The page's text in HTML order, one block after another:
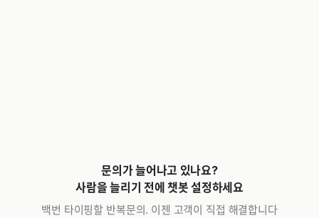
문의가 늘어나고 있나요?
사람을 늘리기 전에 챗봇 설정하세요
백번 타이핑할 반복문의. 이젠 고객이 직접 해결합니다